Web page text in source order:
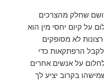
שחלק מהצרכים
על קיום יחסי מין הוא
לא מסופקים
הרפתקאות כדי
על אנשים אחרים
בקרוב יציע לך